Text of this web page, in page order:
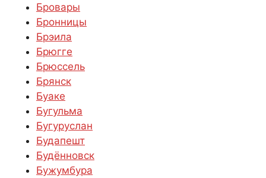
Бровары
Бронницы
Брэила
Брюгге
Брюссель
Брянск
Буаке
Бугульма
Бугуруслан
Будапешт
Будённовск
Бужумбура